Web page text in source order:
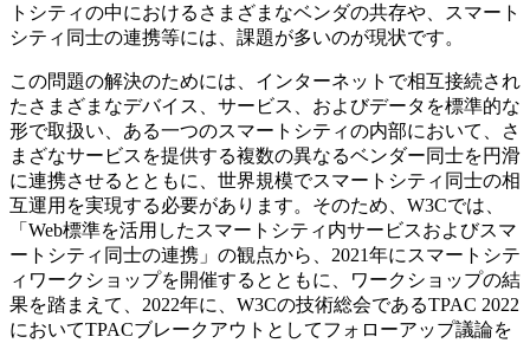
トシティの中におけるさまざまなベンダの共存や、スマート
シティ同士の連携等には、課題が多いのが現状です。
この問題の解決のためには、インターネットで相互接続され
たさまざまなデバイス、サービス、およびデータを標準的な
形で取扱い、ある一つのスマートシティの内部において、さ
まざなサービスを提供する複数の異なるベンダー同士を円滑
に連携させるとともに、世界規模でスマートシティ同士の相
互運用を実現する必要があります。そのため、W3Cでは、
「Web標準を活用したスマートシティ内サービスおよびスマ
ートシティ同士の連携」の観点から、2021年にスマートシテ
ィワークショップを開催するとともに、ワークショップの結
果を踏まえて、2022年に、W3Cの技術総会であるTPAC 2022
においてTPACブレークアウトとしてフォローアップ議論を